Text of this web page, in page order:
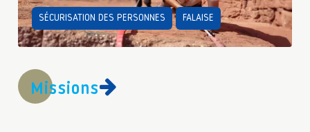
SÉCURISATION DES PERSONNES FALAISE
Missions